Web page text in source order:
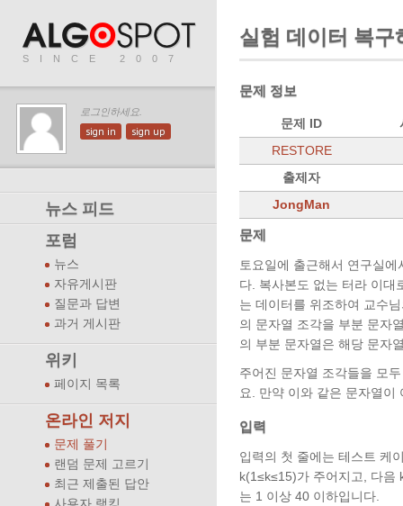
SINCE 2007
로그인하세요.
sign in sign up
뉴스 피드
포럼
뉴스
자유게시판
질문과 답변
과거 게시판
위키
페이지 목록
온라인 저지
문제 풀기
랜덤 문제 고르기
최근 제출된 답안
실험 데이터 복구
문제 정보
문제 ID
RESTORE
출제자
JongMan
문제
토요일에 출근해서 연구실
다. 복사본도 없는 터라 이대
는 데이터를 위조하여 교수
의 문자열 조각을 부분 문자
의 부분 문자열은 해당 문자
주어진 문자열 조각들을 모
요. 만약 이와 같은 문자열이
입력
입력의 첫 줄에는 테스트 케
k(1≤k≤15)가 주어지고, 다음
는 1 이상 40 이하입니다.